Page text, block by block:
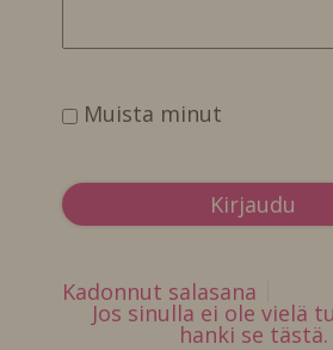
Muista minut
Kadonnut salasana
Jos sinulla ei ole vielä
hanki se tästä.